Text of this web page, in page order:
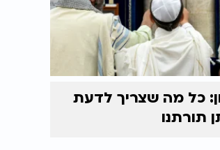
כל מה שצריך לדעת
תורתנו